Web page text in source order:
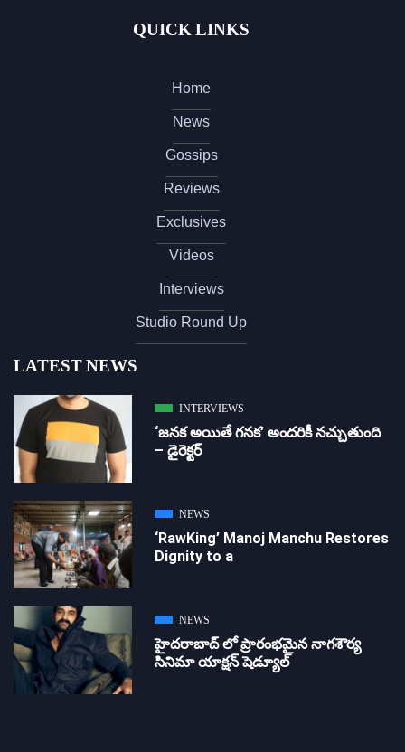
QUICK LINKS
Home
News
Gossips
Reviews
Exclusives
Videos
Interviews
Studio Round Up
LATEST NEWS
INTERVIEWS
‘జ‌న‌క అయితే గ‌న‌క‌’ అందరికీ నచ్చుతుంది
– డైరెక్ట‌ర్
NEWS
‘RawKing’ Manoj Manchu Restores
Dignity to a
NEWS
హైదరాబాద్ లో ప్రారంభమైన నాగశౌర్య
సినిమా యాక్షన్ షెడ్యూల్